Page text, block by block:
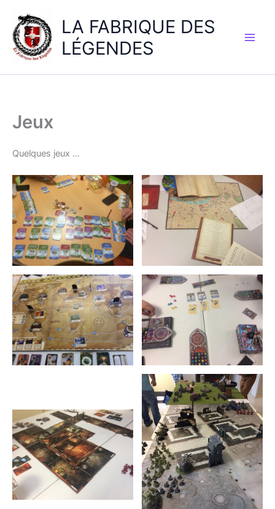
LA FABRIQUE DES
LÉGENDES
Jeux
Quelques jeux …